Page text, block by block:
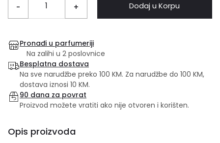
- + Dodaj u Korpu
Pronađi u parfumeriji
Na zalihi u 2 poslovnice
Besplatna dostava
Na sve narudžbe preko 100 KM. Za narudžbe do 100 KM,
dostava iznosi 10 KM.
90 dana za povrat
Proizvod možete vratiti ako nije otvoren i korišten.
Opis proizvoda